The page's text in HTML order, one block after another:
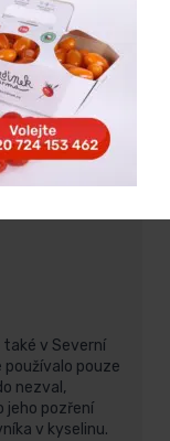
Center /
také v Severní
používalo pouze
nezval,
jeho pozření
v kyselinu.